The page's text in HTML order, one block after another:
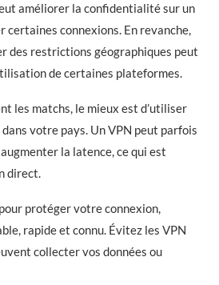
améliorer la confidentialité sur un
certaines connexions. En revanche,
des restrictions géographiques peut
de certaines plateformes.
les matchs, le mieux est d’utiliser
votre pays. Un VPN peut parfois
la latence, ce qui est
direct.
protéger votre connexion,
rapide et connu. Évitez les VPN
collecter vos données ou